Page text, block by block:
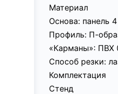
Материал
Основа: панель
Профиль: П-
«Карманы»: ПВХ
Способ резки:
Комплектация
Стенд